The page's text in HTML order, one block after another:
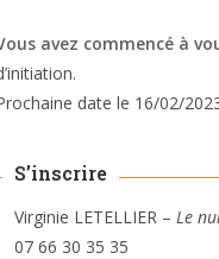
avez commencé à
date le 16/02/
S’inscrire
Virginie LETELLIER –Le
07 66 30 35 35